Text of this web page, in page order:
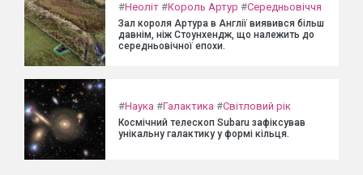
#Неоліт #Король Артур #Середньовіччя
Зал короля Артура в Англії виявився більш
давнім, ніж Стоунхендж, що належить до
середньовічної епохи.
#Наука #Галактика #Світловий рік
Космічний телескоп Subaru зафіксував
унікальну галактику у формі кільця.